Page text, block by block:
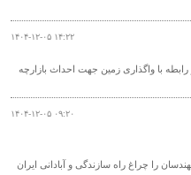
۱۴۰۴-۱۲-۰۵ ۱۴:۲۲
با واگذاری زمین جهت احداث بازارچه
۱۴۰۴-۱۲-۰۵ ۰۹:۲۰
را چراغ راه سازندگی و آبادانی ایران